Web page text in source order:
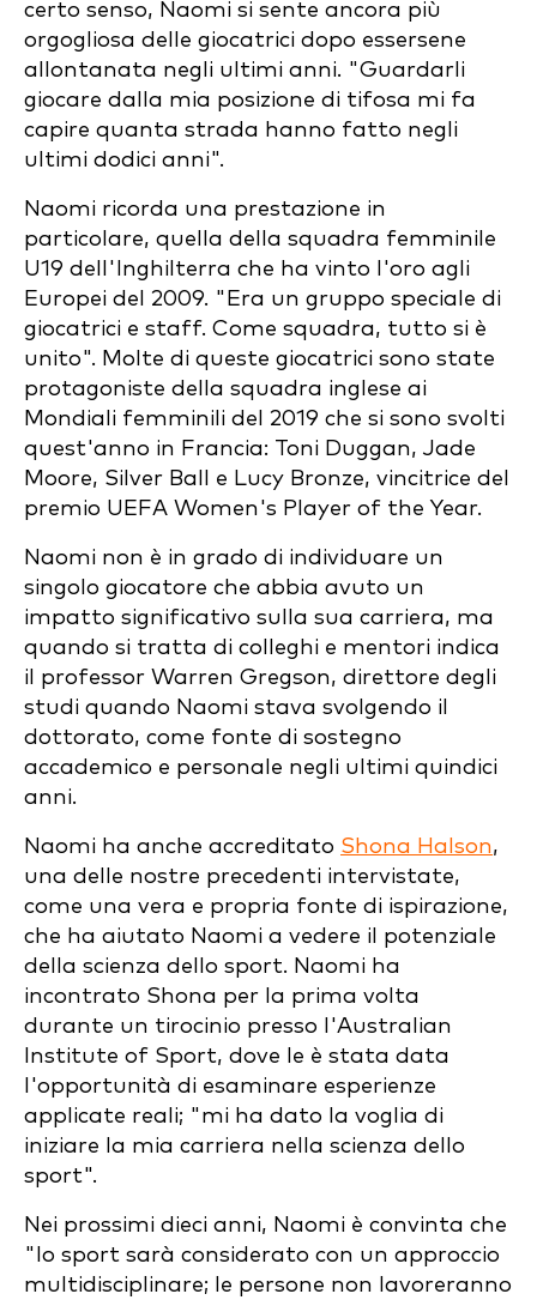
certo senso, Naomi si sente ancora più
orgogliosa delle giocatrici dopo essersene
allontanata negli ultimi anni. "Guardarli
giocare dalla mia posizione di tifosa mi fa
capire quanta strada hanno fatto negli
ultimi dodici anni".
Naomi ricorda una prestazione in
particolare, quella della squadra femminile
U19 dell'Inghilterra che ha vinto l'oro agli
Europei del 2009. "Era un gruppo speciale di
giocatrici e staff. Come squadra, tutto si è
unito". Molte di queste giocatrici sono state
protagoniste della squadra inglese ai
Mondiali femminili del 2019 che si sono svolti
quest'anno in Francia: Toni Duggan, Jade
Moore, Silver Ball e Lucy Bronze, vincitrice del
premio UEFA Women's Player of the Year.
Naomi non è in grado di individuare un
singolo giocatore che abbia avuto un
impatto significativo sulla sua carriera, ma
quando si tratta di colleghi e mentori indica
il professor Warren Gregson, direttore degli
studi quando Naomi stava svolgendo il
dottorato, come fonte di sostegno
accademico e personale negli ultimi quindici
anni.
Naomi ha anche accreditato Shona Halson,
una delle nostre precedenti intervistate,
come una vera e propria fonte di ispirazione,
che ha aiutato Naomi a vedere il potenziale
della scienza dello sport. Naomi ha
incontrato Shona per la prima volta
durante un tirocinio presso l'Australian
Institute of Sport, dove le è stata data
l'opportunità di esaminare esperienze
applicate reali; "mi ha dato la voglia di
iniziare la mia carriera nella scienza dello
sport".
Nei prossimi dieci anni, Naomi è convinta che
"lo sport sarà considerato con un approccio
multidisciplinare; le persone non lavoreranno